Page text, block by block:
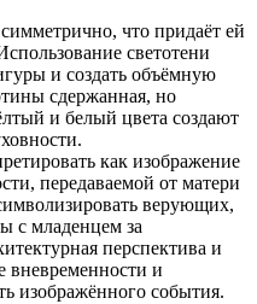
что придаёт ей
светотени
и создать объёмную
сдержанная, но
и белый цвета создают
как изображение
передаваемой от матери
верующих,
с младенцем за
перспектива и
вневременности и
изображённого события.